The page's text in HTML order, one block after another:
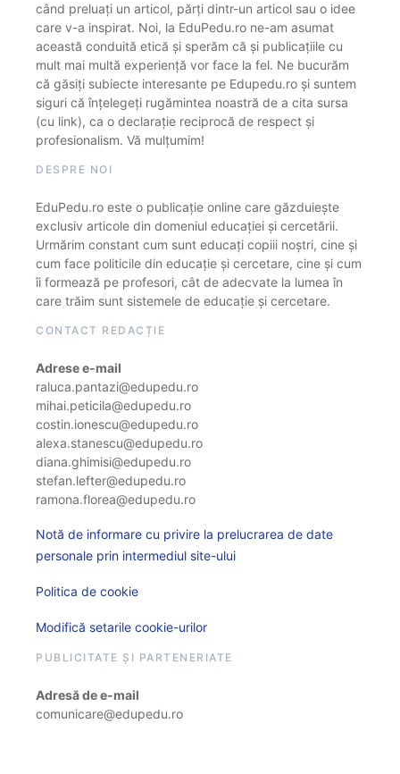
când preluați un articol, părți dintr-un articol sau o idee
care v-a inspirat. Noi, la EduPedu.ro ne-am asumat
această conduită etică și sperăm că și publicațiile cu
mult mai multă experiență vor face la fel. Ne bucurăm
că găsiți subiecte interesante pe Edupedu.ro și suntem
siguri că înțelegeți rugămintea noastră de a cita sursa
(cu link), ca o declarație reciprocă de respect și
profesionalism. Vă mulțumim!
DESPRE NOI
EduPedu.ro este o publicație online care găzduiește
exclusiv articole din domeniul educației și cercetării.
Urmărim constant cum sunt educați copiii noștri, cine și
cum face politicile din educație și cercetare, cine și cum
îi formează pe profesori, cât de adecvate la lumea în
care trăim sunt sistemele de educație și cercetare.
CONTACT REDACȚIE
Adrese e-mail
raluca.pantazi@edupedu.ro
mihai.peticila@edupedu.ro
costin.ionescu@edupedu.ro
alexa.stanescu@edupedu.ro
diana.ghimisi@edupedu.ro
stefan.lefter@edupedu.ro
ramona.florea@edupedu.ro
Notă de informare cu privire la prelucrarea de date
personale prin intermediul site-ului
Politica de cookie
Modifică setarile cookie-urilor
PUBLICITATE ȘI PARTENERIATE
Adresă de e-mail
comunicare@edupedu.ro